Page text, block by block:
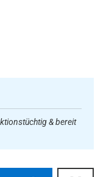
& bereit